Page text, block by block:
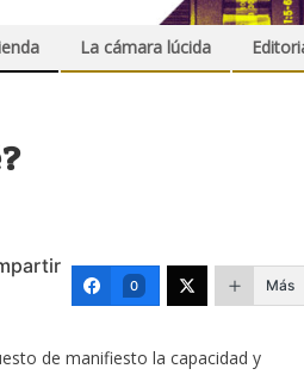
La cámara lúcida
0 Más
de manifiesto la capacidad y